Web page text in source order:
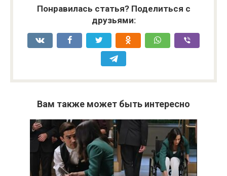
Понравилась статья? Поделиться с
друзьями:
Вам также может быть интересно